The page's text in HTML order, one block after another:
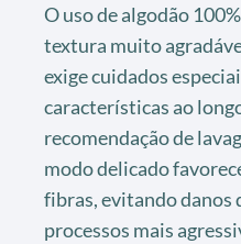
O uso de algodão
textura muito
exige cuidados
características ao
recomendação de
modo delicado
fibras, evitando danos
processos mais